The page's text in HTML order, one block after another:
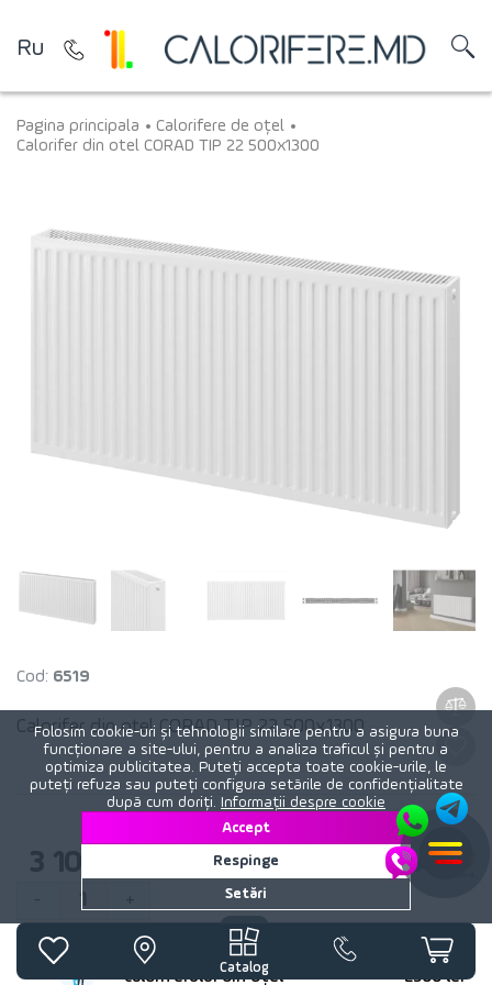
Ru
Catalog
Pagina principala
Calorifere de oțel
Calorifer din otel CORAD TIP 22 500x1300
Cod: 6519
Calorifer din otel CORAD TIP 22 500x1300
3 103
- +
Instalarea radiatorului sau
caloriferului din oțel
Preț
2500 lei
Folosim cookie-uri și tehnologii similare pentru a asigura buna
funcționare a site-ului, pentru a analiza traficul și pentru a
optimiza publicitatea. Puteți accepta toate cookie-urile, le
puteți refuza sau puteți configura setările de confidențialitate
după cum doriți.
Informații despre cookie
Accept
Respinge
Setări